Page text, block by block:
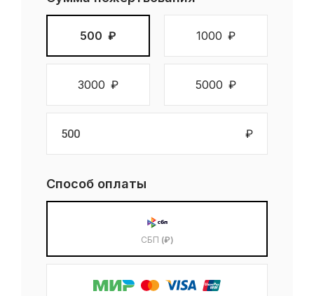
500 ₽ 1000 ₽
3000 ₽ 5000 ₽
₽
Способ оплаты
СБП (₽)